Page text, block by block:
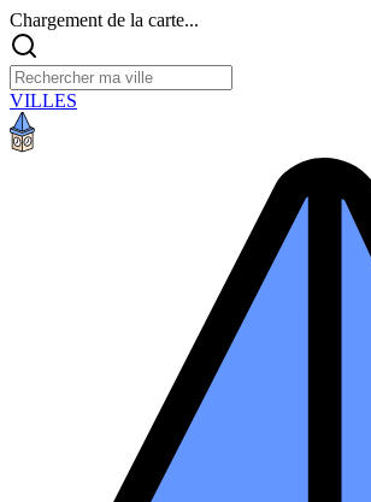
Chargement de la carte...
VILLES